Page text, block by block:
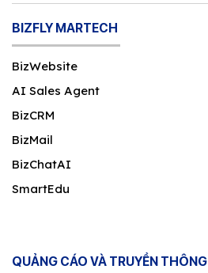
BIZFLY MARTECH
BizWebsite
AI Sales Agent
BizCRM
BizMail
BizChatAI
SmartEdu
QUẢNG CÁO VÀ TRUYỀN THÔNG